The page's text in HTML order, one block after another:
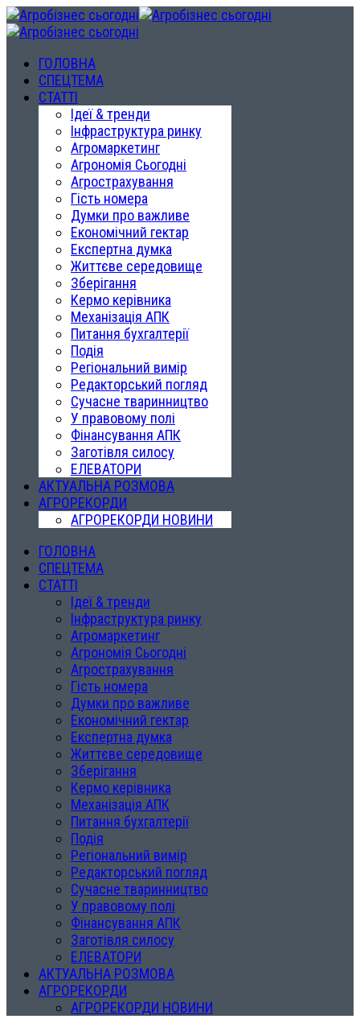
ГОЛОВНА
СПЕЦТЕМА
СТАТТІ
Ідеї & тренди
Інфраструктура ринку
Агромаркетинг
Агрономія Сьогодні
Агрострахування
Гість номера
Думки про важливе
Економічний гектар
Експертна думка
Життєве середовище
Зберігання
Кермо керівника
Механізація АПК
Питання бухгалтерії
Подія
Регіональний вимір
Редакторський погляд
Сучасне тваринництво
У правовому полі
Фінансування АПК
Заготівля силосу
ЕЛЕВАТОРИ
АКТУАЛЬНА РОЗМОВА
АГРОРЕКОРДИ
АГРОРЕКОРДИ НОВИНИ
ГОЛОВНА
СПЕЦТЕМА
СТАТТІ
Ідеї & тренди
Інфраструктура ринку
Агромаркетинг
Агрономія Сьогодні
Агрострахування
Гість номера
Думки про важливе
Економічний гектар
Експертна думка
Життєве середовище
Зберігання
Кермо керівника
Механізація АПК
Питання бухгалтерії
Подія
Регіональний вимір
Редакторський погляд
Сучасне тваринництво
У правовому полі
Фінансування АПК
Заготівля силосу
ЕЛЕВАТОРИ
АКТУАЛЬНА РОЗМОВА
АГРОРЕКОРДИ
АГРОРЕКОРДИ НОВИНИ